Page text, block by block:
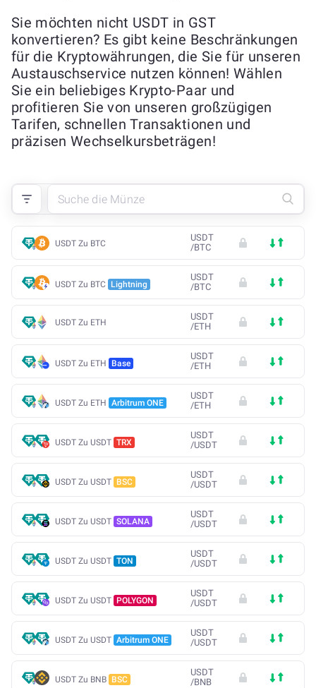
Sie möchten nicht USDT in GST
konvertieren? Es gibt keine Beschränkungen
für die Kryptowährungen, die Sie für unseren
Austauschservice nutzen können! Wählen
Sie ein beliebiges Krypto-Paar und
profitieren Sie von unseren großzügigen
Tarifen, schnellen Transaktionen und
präzisen Wechselkursbeträgen!
USDT Zu BTC
USDT
/BTC
USDT Zu BTC Lightning
USDT
/BTC
USDT Zu ETH
USDT
/ETH
USDT Zu ETH Base
USDT
/ETH
USDT Zu ETH Arbitrum ONE
USDT
/ETH
USDT Zu USDT TRX
USDT
/USDT
USDT Zu USDT BSC
USDT
/USDT
USDT Zu USDT SOLANA
USDT
/USDT
USDT Zu USDT TON
USDT
/USDT
USDT Zu USDT POLYGON
USDT
/USDT
USDT Zu USDT Arbitrum ONE
USDT
/USDT
USDT Zu BNB BSC
USDT
/BNB